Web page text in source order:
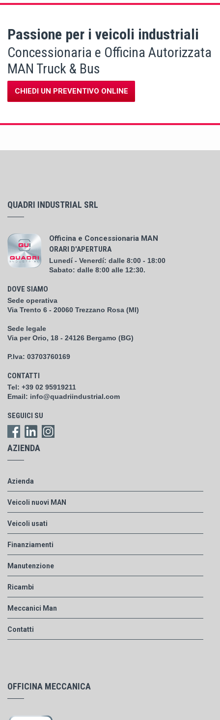
Passione per i veicoli industriali
Concessionaria e Officina Autorizzata
MAN Truck & Bus
CHIEDI UN PREVENTIVO ONLINE
QUADRI INDUSTRIAL SRL
Officina e Concessionaria MAN
ORARI D'APERTURA
Lunedí - Venerdí: dalle 8:00 - 18:00
Sabato: dalle 8:00 alle 12:30.
DOVE SIAMO
Sede operativa
Via Trento 6 - 20060 Trezzano Rosa (MI)
Sede legale
Via per Orio, 18 - 24126 Bergamo (BG)
P.Iva: 03703760169
CONTATTI
Tel: +39 02 95919211
Email: info@quadriindustrial.com
SEGUICI SU
AZIENDA
Azienda
Veicoli nuovi MAN
Veicoli usati
Finanziamenti
Manutenzione
Ricambi
Meccanici Man
Contatti
OFFICINA MECCANICA